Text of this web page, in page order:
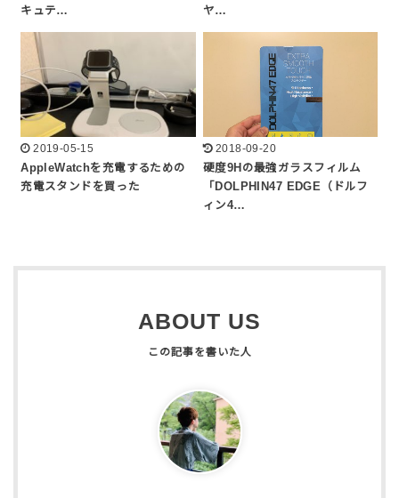
キュテ…
ヤ…
2019-05-15
AppleWatchを充電するための
充電スタンドを買った
2018-09-20
硬度9Hの最強ガラスフィルム
「DOLPHIN47 EDGE（ドルフ
ィン4…
ABOUT US